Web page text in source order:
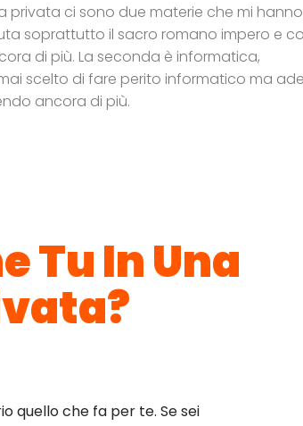
privata ci sono due materie che mi hanno
soprattutto il sacro romano impero e
di più. La seconda è informatica,
scelto di fare perito informatico ma
ancora di più.
Tu In Una
quello che fa per te. Se sei